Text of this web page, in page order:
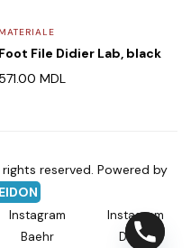
MATERIALE
Foot File Didier Lab, black
571.00 MDL
reserved. Powered by
Instagram
Baehr
Instagram
Didier